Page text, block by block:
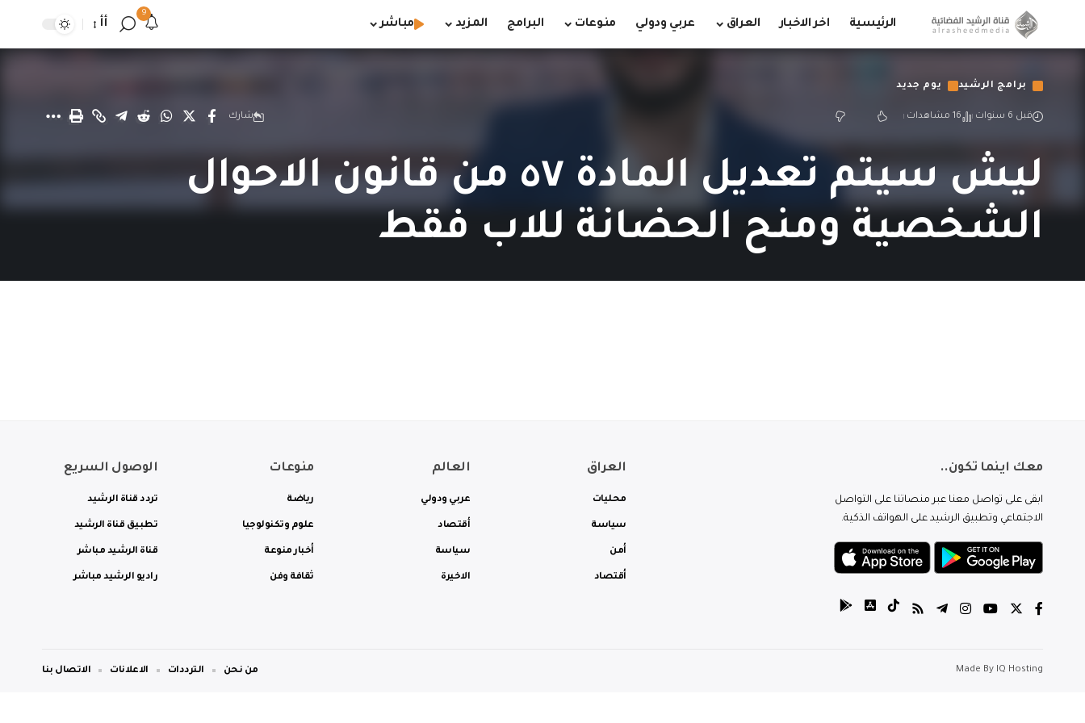
الرئيسية اخر الاخبار العراق عربي ودولي منوعات البرامج المزيد مباشر
9
أأ
برامج الرشيد يوم جديد
قبل 6 سنوات 16 مشاهدات شارك
ليش سيتم تعديل المادة ٥٧ من قانون الاحوال
الشخصية ومنح الحضانة للاب فقط
معك اينما تكون..
ابقى على تواصل معنا عبر منصاتنا على التواصل
الاجتماعي وتطبيق الرشيد على الهواتف الذكية.
العراق
محليات
سياسة
أمن
أقتصاد
العالم
عربي ودولي
أقتصاد
سياسة
الاخيرة
منوعات
رياضة
علوم وتكنولوجيا
أخبار منوعة
ثقافة وفن
الوصول السريع
تردد قناة الرشيد
تطبيق قناة الرشيد
قناة الرشيد مباشر
راديو الرشيد مباشر
Made By IQ Hosting من نحن الترددات الاعلانات الاتصال بنا